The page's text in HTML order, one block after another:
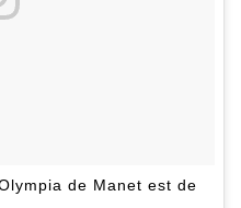
de Manet est de